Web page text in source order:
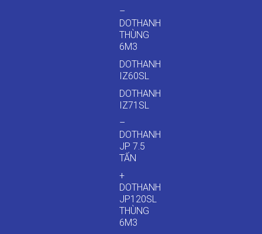
–
DOTHANH
THÙNG
6M3
DOTHANH
IZ60SL
DOTHANH
IZ71SL
–
DOTHANH
JP 7.5
TẤN
+
DOTHANH
JP120SL
THÙNG
6M3